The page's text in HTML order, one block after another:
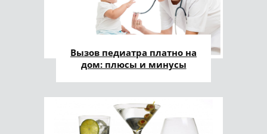
Вызов педиатра платно на
дом: плюсы и минусы